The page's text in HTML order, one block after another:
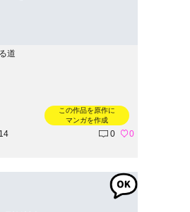
道
この作品を原作に
マンガを作成
0 0